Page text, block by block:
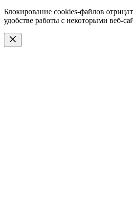
Блокирование cookies-файлов
удобстве работы с некоторыми веб-